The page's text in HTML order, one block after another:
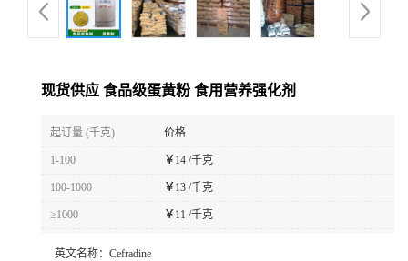
现货供应 食品级蛋黄粉 食用营养强化剂
起订量 (千克) 价格
1-100 ￥ 14 /千克
100-1000 ￥ 13 /千克
≥1000 ￥ 11 /千克
英文名称： Cefradine